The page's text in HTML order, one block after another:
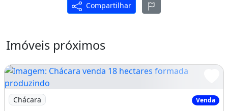
- Pequeno mirante.
- Garagem para 5 carros.
- Oficina.
- Baia de lavar carro.
Compartilhar
Imóveis próximos
Imagem: Chácara venda 18 hectares formada produzindo
Chácara Venda